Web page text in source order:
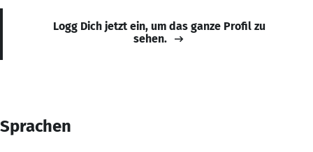
Logg Dich jetzt ein, um das ganze Profil zu
sehen.
Sprachen